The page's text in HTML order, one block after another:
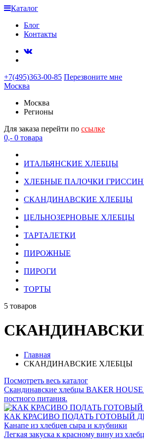
Каталог
Блог
Контакты
+7(495)363-00-85 Перезвоните мне
Москва
Москва
Регионы
Для заказа перейти по ссылке
0,- 0 товара
ИТАЛЬЯНСКИЕ ХЛЕБЦЫ
ХЛЕБНЫЕ ПАЛОЧКИ
СКАНДИНАВСКИЕ ХЛЕБЦЫ
ЦЕЛЬНОЗЕРНОВЫЕ ХЛЕБЦЫ
ТАРТАЛЕТКИ
ПИРОЖНЫЕ
ПИРОГИ
ТОРТЫ
5 товаров
Главная
СКАНДИНАВСКИЕ ХЛЕБЦЫ
Посмотреть весь каталог
Скандинавские хлебцы BAKER HOUSE
постного питания.
КАК КРАСИВО ПОДАТЬ ГОТОВЫЙ
Канапе из хлебцев сыра и клубники
Легкая закуска к красному вину из